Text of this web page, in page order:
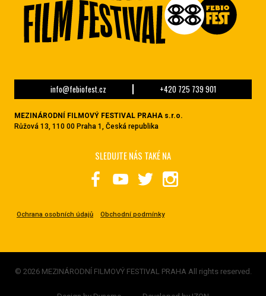
info@febiofest.cz +420 725 739 901
MEZINÁRODNÍ FILMOVÝ FESTIVAL PRAHA s.r.o.
Růžová 13, 110 00 Praha 1, Česká republika
Ochrana osobních údajů Obchodní podmínky
SLEDUJTE NÁS TAKÉ NA
© 2026 MEZINÁRODNÍ FILMOVÝ FESTIVAL PRAHA All rights reserved.